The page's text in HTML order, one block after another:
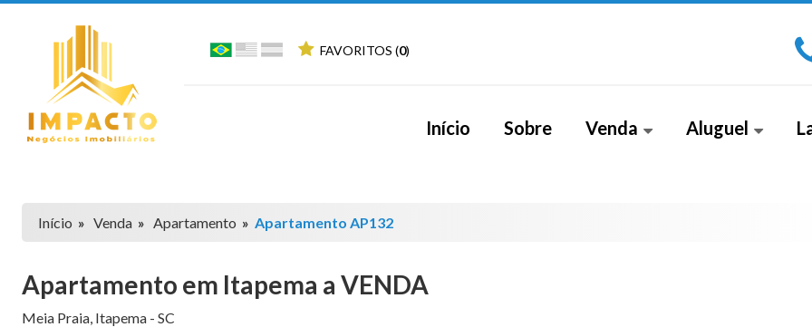
FAVORITOS (0)
Início Sobre Venda Aluguel
Início » Venda » Apartamento » Apartamento AP132
Apartamento em Itapema a VENDA
Meia Praia, Itapema - SC